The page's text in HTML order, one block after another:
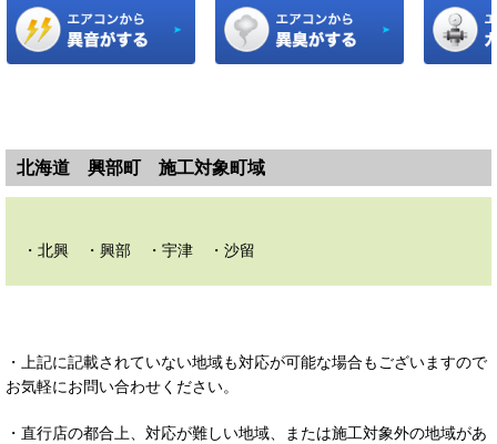
北海道 興部町 施工対象町域
・北興 ・興部 ・宇津 ・沙留
・上記に記載されていない地域も対応が可能な場合もございますので
お気軽にお問い合わせください。
・直行店の都合上、対応が難しい地域、または施工対象外の地域があ